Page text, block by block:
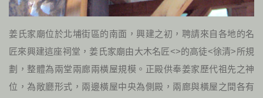
姜氏家廟位於北埔街區的南面，興建之初，聘請來自各地的名
匠來興建這座祠堂，姜氏家廟由大木名匠<>的高徒<徐清>所規
劃，整體為兩堂兩廊兩橫屋規模。正殿供奉姜家歷代祖先之神
位，為敞廳形式，兩邊橫屋中央為側殿，兩廊與橫屋之間各有